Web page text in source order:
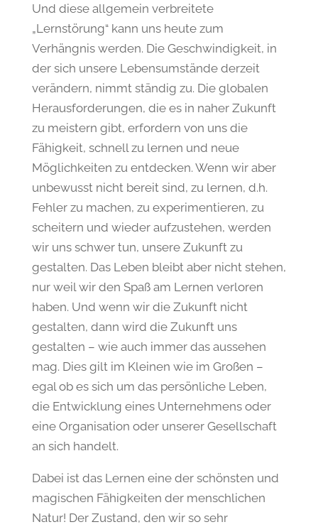
Und diese allgemein verbreitete
„Lernstörung“ kann uns heute zum
Verhängnis werden. Die Geschwindigkeit, in
der sich unsere Lebensumstände derzeit
verändern, nimmt ständig zu. Die globalen
Herausforderungen, die es in naher Zukunft
zu meistern gibt, erfordern von uns die
Fähigkeit, schnell zu lernen und neue
Möglichkeiten zu entdecken. Wenn wir aber
unbewusst nicht bereit sind, zu lernen, d.h.
Fehler zu machen, zu experimentieren, zu
scheitern und wieder aufzustehen, werden
wir uns schwer tun, unsere Zukunft zu
gestalten. Das Leben bleibt aber nicht stehen,
nur weil wir den Spaß am Lernen verloren
haben. Und wenn wir die Zukunft nicht
gestalten, dann wird die Zukunft uns
gestalten – wie auch immer das aussehen
mag. Dies gilt im Kleinen wie im Großen –
egal ob es sich um das persönliche Leben,
die Entwicklung eines Unternehmens oder
eine Organisation oder unserer Gesellschaft
an sich handelt.
Dabei ist das Lernen eine der schönsten und
magischen Fähigkeiten der menschlichen
Natur! Der Zustand, den wir so sehr